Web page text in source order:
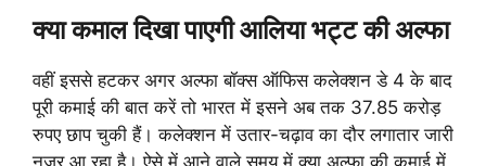
क्या कमाल दिखा पाएगी आलिया भट्ट की अल्फा
वहीं इससे हटकर अगर अल्फा बॉक्स ऑफिस कलेक्शन डे 4 के बाद
पूरी कमाई की बात करें तो भारत में इसने अब तक 37.85 करोड़
रुपए छाप चुकी हैं। कलेक्शन में उतार-चढ़ाव का दौर लगातार जारी